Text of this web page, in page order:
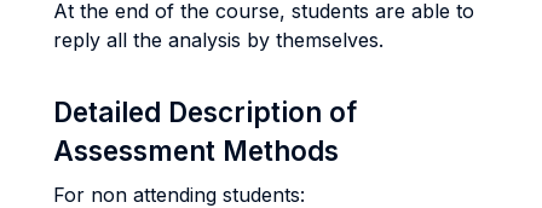
At the end of the course, students are able to
reply all the analysis by themselves.
Detailed Description of
Assessment Methods
For non attending students: